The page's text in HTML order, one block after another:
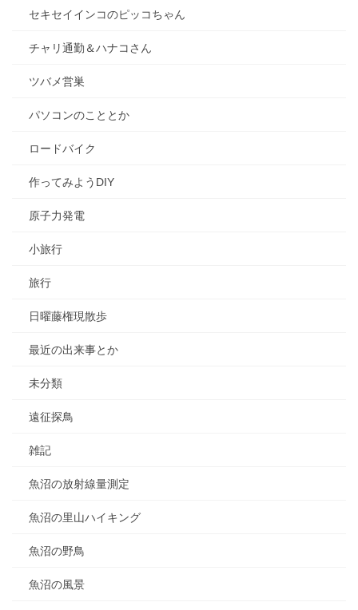
セキセイインコのピッコちゃん
チャリ通勤＆ハナコさん
ツバメ営巣
パソコンのこととか
ロードバイク
作ってみようDIY
原子力発電
小旅行
旅行
日曜藤権現散歩
最近の出来事とか
未分類
遠征探鳥
雑記
魚沼の放射線量測定
魚沼の里山ハイキング
魚沼の野鳥
魚沼の風景